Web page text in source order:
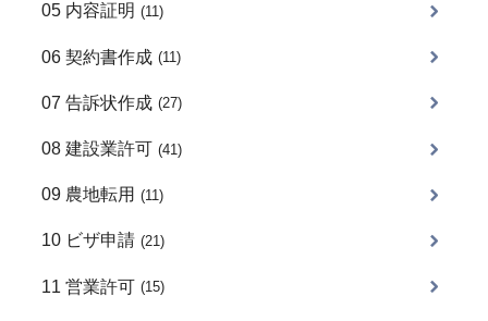
05 内容証明 (11)
06 契約書作成 (11)
07 告訴状作成 (27)
08 建設業許可 (41)
09 農地転用 (11)
10 ビザ申請 (21)
11 営業許可 (15)